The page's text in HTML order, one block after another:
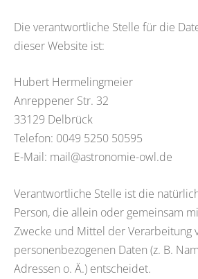
Die verantwortliche Stelle für die
dieser Website ist:
Hubert Hermelingmeier
Anreppener Str. 32
33129 Delbrück
Telefon: 0049 5250 50595
E-Mail: mail@astronomie-owl.de
Verantwortliche Stelle ist die
Person, die allein oder gemeinsam
Zwecke und Mittel der Verarbeitung
personenbezogenen Daten (z. B.
Adressen o. Ä.) entscheidet.